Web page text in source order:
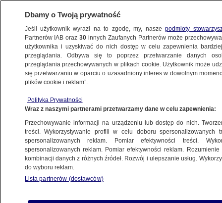
METEO
NAJNOWSZE
Okazuje się, że nie tylko o swoje
23.09.2014, 20:20
Udostępnij
Pies opiekujący się kociakami lub kaczuszkami?
Dbamy o Twoją prywatność
Jeśli użytkownik wyrazi na to zgodę, my, naszepodmioty
Partnerów IAB oraz30 innych Zaufanych Partnerów może
użytkownika i uzyskiwać do nich dostęp w celu zapewnienia
przeglądania. Odbywa się to poprzez przetwarzanie danych
przeglądania przechowywanych w plikach cookie. Użytkownik może
się przetwarzaniu w oparciu o uzasadniony interes w dowolnym
plików cookie i reklam”.
Polityka Prywatności
Wraz z naszymi partnerami przetwarzamy dane w celu zapewnienia:
Przechowywanie informacji na urządzeniu lub dostęp do nich.
treści. Wykorzystywanie profili w celu doboru spersonalizowanych
spersonalizowanych reklam. Pomiar efektywności treści.
spersonalizowanych reklam. Pomiar efektywności reklam.
kombinacji danych z różnych źródeł. Rozwój i ulepszanie usług.
do wyboru reklam.
Lista partnerów (dostawców)